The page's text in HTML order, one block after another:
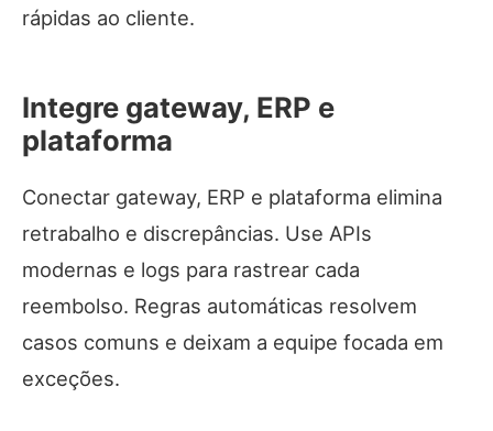
rápidas ao cliente.
Integre gateway, ERP e
plataforma
Conectar gateway, ERP e plataforma elimina
retrabalho e discrepâncias. Use APIs
modernas e logs para rastrear cada
reembolso. Regras automáticas resolvem
casos comuns e deixam a equipe focada em
exceções.